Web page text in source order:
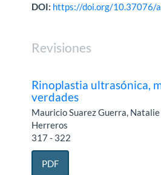
DOI: https://doi.org/10.37076/
Revisiones
Rinoplastia ultrasónica,
verdades
Mauricio Suarez Guerra,
Herreros
317 - 322
PDF